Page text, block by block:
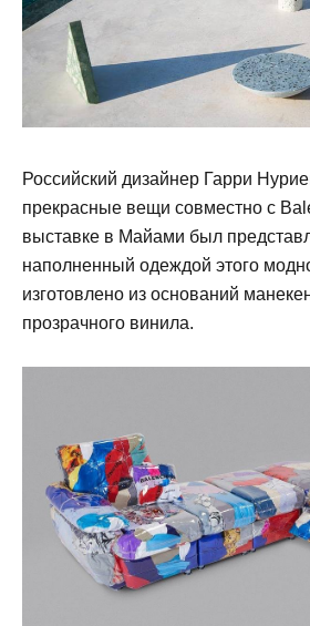
Российский дизайнер Гарри
прекрасные вещи совместно с
выставке в Майами был
наполненный одеждой этого
изготовлено из оснований
прозрачного винила.